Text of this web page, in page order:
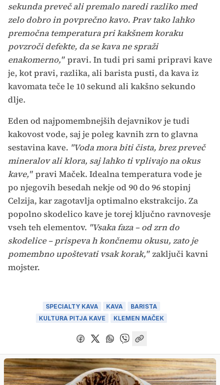
sekunda preveč ali premalo naredi razliko med
zelo dobro in povprečno kavo. Prav tako lahko
premočna temperatura pri kakšnem koraku
povzroči defekte, da se kava ne spraži
enakomerno," pravi. In tudi pri sami pripravi kave
je, kot pravi, razlika, ali barista pusti, da kava iz
kavomata teče le 10 sekund ali kakšno sekundo
dlje.
Eden od najpomembnejših dejavnikov je tudi
kakovost vode, saj je poleg kavnih zrn to glavna
sestavina kave. "Voda mora biti čista, brez preveč
mineralov ali klora, saj lahko ti vplivajo na okus
kave," pravi Maček. Idealna temperatura vode je
po njegovih besedah nekje od 90 do 96 stopinj
Celzija, kar zagotavlja optimalno ekstrakcijo. Za
popolno skodelico kave je torej ključno ravnovesje
vseh teh elementov. "Vsaka faza – od zrn do
skodelice – prispeva h končnemu okusu, zato je
pomembno upoštevati vsak korak," zaključi kavni
mojster.
SPECIALTY KAVA KAVA
BARISTA
KULTURA PITJA KAVE
KLEMEN MAČEK